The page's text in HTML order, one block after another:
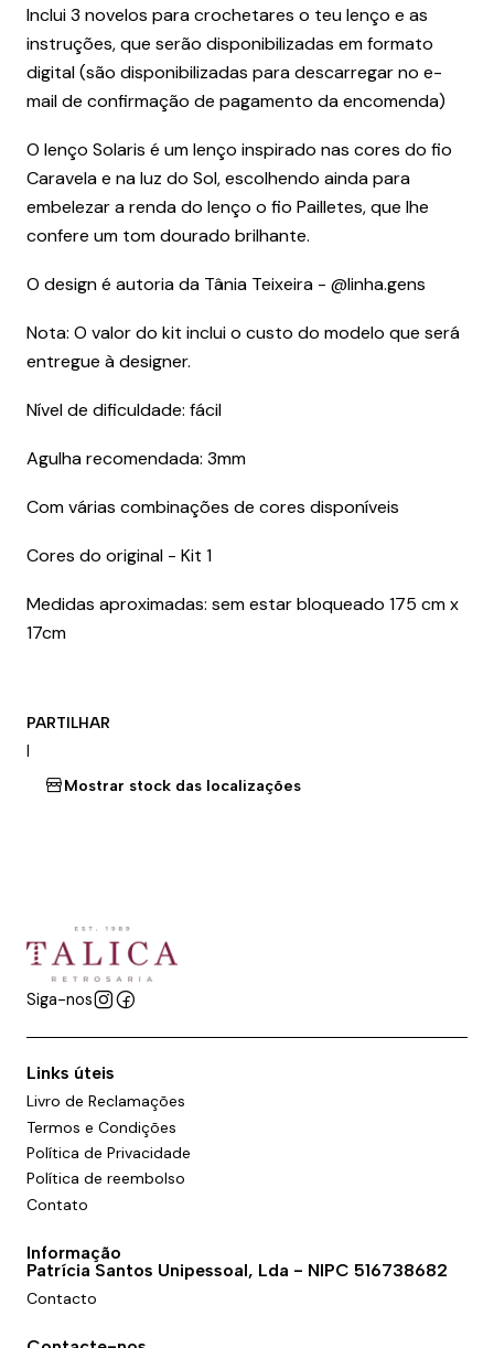
Inclui 3 novelos para crochetares o teu lenço e as
instruções, que serão disponibilizadas em formato
digital (são disponibilizadas para descarregar no e-
mail de confirmação de pagamento da encomenda)
O lenço Solaris é um lenço inspirado nas cores do fio
Caravela e na luz do Sol, escolhendo ainda para
embelezar a renda do lenço o fio Pailletes, que lhe
confere um tom dourado brilhante.
O design é autoria da Tânia Teixeira - @linha.gens
Nota: O valor do kit inclui o custo do modelo que será
entregue à designer.
Nível de dificuldade: fácil
Agulha recomendada: 3mm
Com várias combinações de cores disponíveis
Cores do original - Kit 1
Medidas aproximadas: sem estar bloqueado 175 cm x
17cm
PARTILHAR
|
Mostrar stock das localizações
Siga-nos
Links úteis
Livro de Reclamações
Termos e Condições
Política de Privacidade
Política de reembolso
Contato
Informação
Patrícia Santos Unipessoal, Lda - NIPC 516738682
Contacto